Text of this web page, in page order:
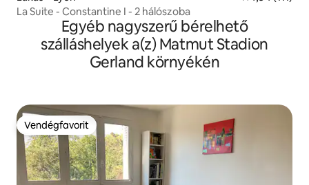
La Suite - Constantine I - 2 hálószoba
Egyéb nagyszerű bérelhető
szálláshelyek a(z) Matmut Stadion
Gerland környékén
Vendégfavorit
Vendégfavorit